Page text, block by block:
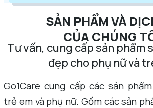
SẢN PHẨM VÀ
CỦA CHÚNG
Tư vấn, cung cấp sản phẩm
đẹp cho phụ nữ và
Go1Care cung cấp các sản
trẻ em và phụ nữ. Gồm các sản